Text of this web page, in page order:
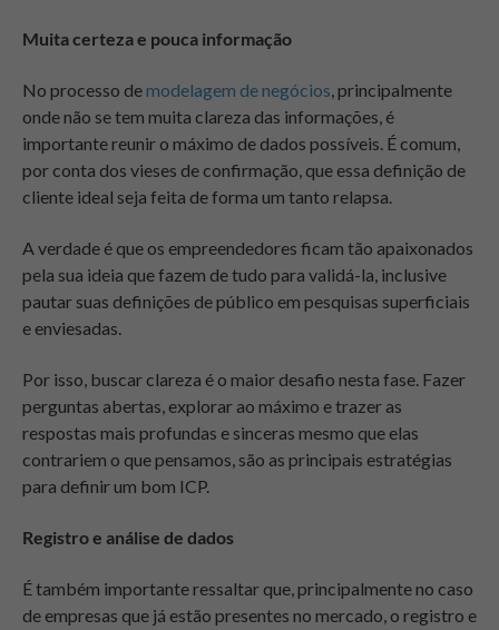
Muita certeza e pouca informação
No processo demodelagem de negócios, principalmente
onde não se tem muita clareza das informações, é
importante reunir o máximo de dados possíveis. É comum,
por conta dos vieses de confirmação, que essa definição de
cliente ideal seja feita de forma um tanto relapsa.
A verdade é que os empreendedores ficam tão apaixonados
pela sua ideia que fazem de tudo para validá-la, inclusive
pautar suas definições de público em pesquisas superficiais
e enviesadas.
Por isso, buscar clareza é o maior desafio nesta fase. Fazer
perguntas abertas, explorar ao máximo e trazer as
respostas mais profundas e sinceras mesmo que elas
contrariem o que pensamos, são as principais estratégias
para definir um bom ICP.
Registro e análise de dados
É também importante ressaltar que, principalmente no caso
de empresas que já estão presentes no mercado, o registro e